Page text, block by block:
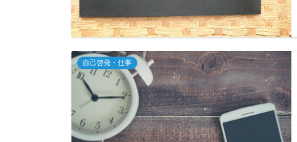
自己啓発・仕事